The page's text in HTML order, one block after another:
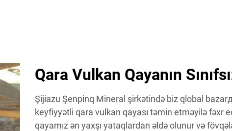
Qara Vulkan Qayanın
Şijiazu Şenpinq Mineral şirkətində biz qlobal
keyfiyyətli qara vulkan qayası təmin etməyilə fəxr
qayamız ən yaxşı yataqlardan əldə olunur və